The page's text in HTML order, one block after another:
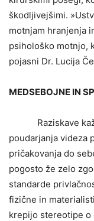
škodljivejšimi.
motnjam hranjenja
psihološko motnjo,
pojasni Dr. Lucija
MEDSEBOJNE IN
Raziskave
poudarjanja videza
pričakovanja do
pogosto že zelo
standarde
fizične in
krepijo stereotipe o